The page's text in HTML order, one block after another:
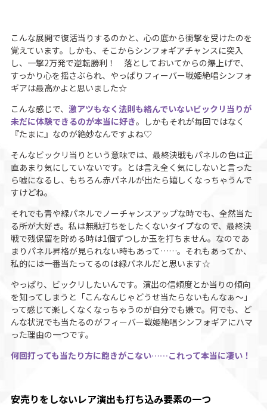
こんな展開で復活当りするのかと、心の底から衝撃を受けたのを
覚えています。しかも、そこからシンフォギアチャンスに突入
し、一撃2万発で逆転勝利！ 落としておいてからの爆上げで、
すっかり心を揺さぶられ、やっぱりフィーバー戦姫絶唱シンフォ
ギアは最高かよと思いました☆
こんな感じで、 激アツもなく法則も絡んでいないビックリ当りが
未だに体験できるのが本当に好き。しかもそれが毎回ではなく
『たまに』なのが絶妙なんですよね♡
そんなビックリ当りという意味では、最終決戦もパネルの色は正
直あまり気にしていないです。とは言え全く気にしないと言った
ら嘘になるし、もちろん赤パネルが出たら嬉しくなっちゃうんで
すけどね。
それでも青や緑パネルでノーチャンスアップな時でも、全然当た
る所が大好き。私は無駄打ちをしたくないタイプなので、最終決
戦で残保留を貯める時は1個ずつしか玉を打ちません。なのであ
まりパネル昇格が見られない時もあって……。それもあってか、
私的には一番当たってるのは緑パネルだと思います☆
やっぱり、ビックリしたいんです。演出の信頼度とか当りの傾向
を知ってしまうと「こんなんじゃどうせ当たらないもんなぁ〜」
って感じて楽しくなくなっちゃうのが自分でも嫌で。何でも、ど
んな状況でも当たるのがフィーバー戦姫絶唱シンフォギアにハマ
った理由の一つです。
何回打っても当たり方に飽きがこない……これって本当に凄い！
安売りをしないレア演出も打ち込み要素の一つ